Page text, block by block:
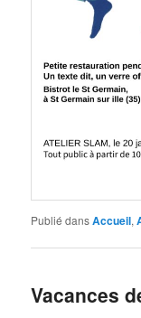
Publié dansAccueil,
Vacances